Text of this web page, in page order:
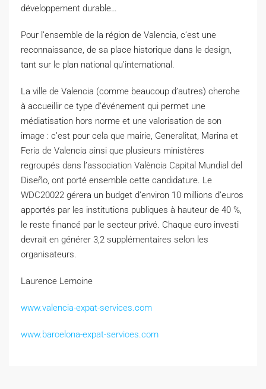
développement durable…
Pour l’ensemble de la région de Valencia, c’est une
reconnaissance, de sa place historique dans le design,
tant sur le plan national qu’international.
La ville de Valencia (comme beaucoup d’autres) cherche
à accueillir ce type d’événement qui permet une
médiatisation hors norme et une valorisation de son
image : c’est pour cela que mairie, Generalitat, Marina et
Feria de Valencia ainsi que plusieurs ministères
regroupés dans l’association València Capital Mundial del
Diseño, ont porté ensemble cette candidature. Le
WDC20022 gérera un budget d’environ 10 millions d’euros
apportés par les institutions publiques à hauteur de 40 %,
le reste financé par le secteur privé. Chaque euro investi
devrait en générer 3,2 supplémentaires selon les
organisateurs.
Laurence Lemoine
www.valencia-expat-services.com
www.barcelona-expat-services.com